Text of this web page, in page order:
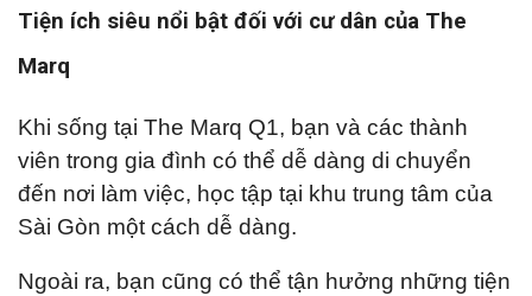
Tiện ích siêu nổi bật đối với cư dân của The
Marq
Khi sống tại The Marq Q1, bạn và các thành
viên trong gia đình có thể dễ dàng di chuyển
đến nơi làm việc, học tập tại khu trung tâm của
Sài Gòn một cách dễ dàng.
Ngoài ra, bạn cũng có thể tận hưởng những tiện